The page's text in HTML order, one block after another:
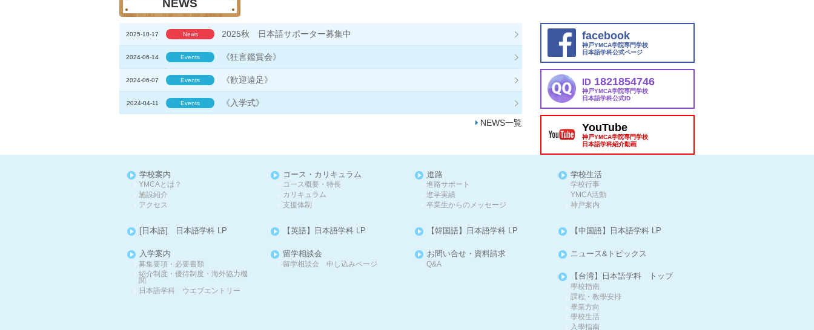
NEWS
2025-10-17 News 2025秋 日本語サポーター募集中
2024-06-14 Events 《狂言鑑賞会》
2024-06-07 Events 《歓迎遠足》
2024-04-11 Events 《入学式》
NEWS一覧
facebook
神戸YMCA学院専門学校
日本語学科公式ページ
ID 1821854746
神戸YMCA学院専門学校
日本語学科公式ID
YouTube
神戸YMCA学院専門学校
日本語学科紹介動画
学校案内
YMCAとは？
施設紹介
アクセス
コース・カリキュラム
コース概要・特長
カリキュラム
支援体制
進路
進路サポート
進学実績
卒業生からのメッセージ
学校生活
学校行事
YMCA活動
神戸案内
[日本語] 日本語学科 LP 【英語】日本語学科 LP 【韓国語】日本語学科 LP 【中国語】日本語学科 LP
入学案内
募集要項・必要書類
紹介制度・優待制度・海外協力機
関
日本語学科 ウエブエントリー
留学相談会
留学相談会 申し込みページ
お問い合せ・資料請求
Q&A
ニュース&トピックス
【台湾】日本語学科 トップ
學校指南
課程・教學安排
畢業方向
學校生活
入學指南